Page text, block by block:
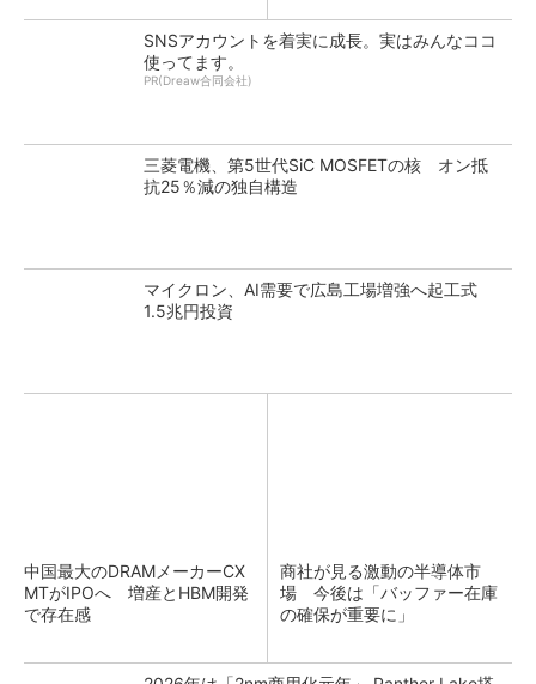
SNSアカウントを着実に成長。実はみんなココ
使ってます。
PR(Dreaw合同会社)
三菱電機、第5世代SiC MOSFETの核 オン抵
抗25％減の独自構造
マイクロン、AI需要で広島工場増強へ起工式
1.5兆円投資
中国最大のDRAMメーカーCX
MTがIPOへ 増産とHBM開発
で存在感
商社が見る激動の半導体市
場 今後は「バッファー在庫
の確保が重要に」